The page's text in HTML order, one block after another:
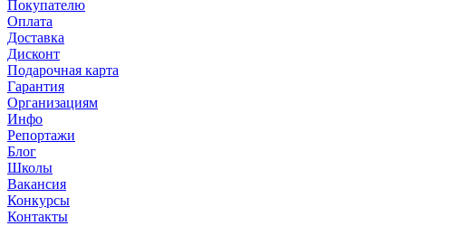
Покупателю
Оплата
Доставка
Дисконт
Подарочная карта
Гарантия
Организациям
Инфо
Репортажи
Блог
Школы
Вакансия
Конкурсы
Контакты